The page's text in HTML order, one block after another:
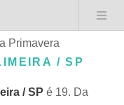
Primavera
/ SP
/ SP é 19. Da